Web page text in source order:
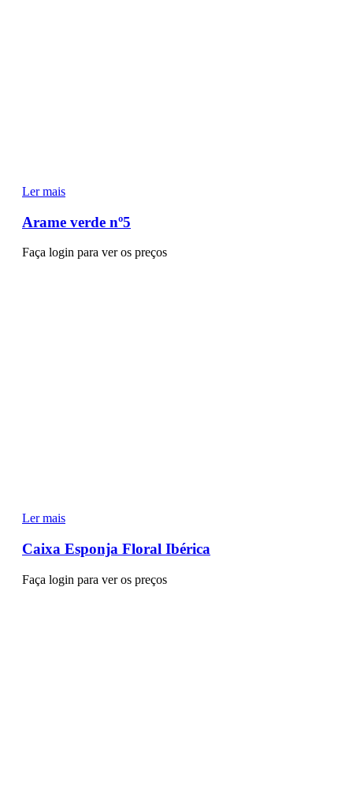
Ler mais
Arame verde nº5
Faça login para ver os preços
Ler mais
Caixa Esponja Floral Ibérica
Faça login para ver os preços